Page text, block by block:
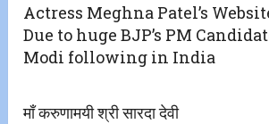
Actress Meghna Patel’s
Due to huge BJP’s PM
Modi following in India
माँ करुणामयी श्री सारदा देवी